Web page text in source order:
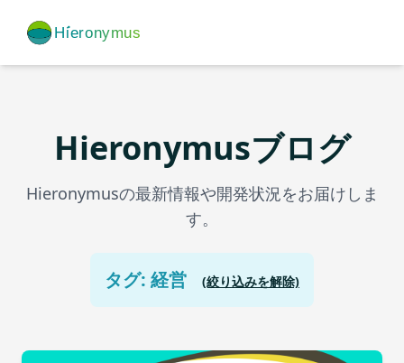
Hieronymusブログ
Hieronymusの最新情報や開発状況をお届けしま
す。
タグ: 経営 (絞り込みを解除)